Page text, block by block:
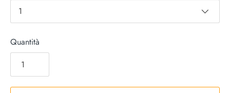
1
Quantità